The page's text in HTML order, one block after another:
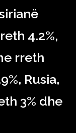
4.2%,
rreth
Rusia,
3% dhe